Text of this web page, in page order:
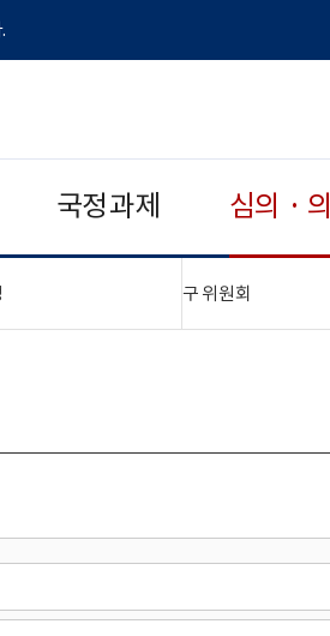
국정과제 심의 ·
구 위원회